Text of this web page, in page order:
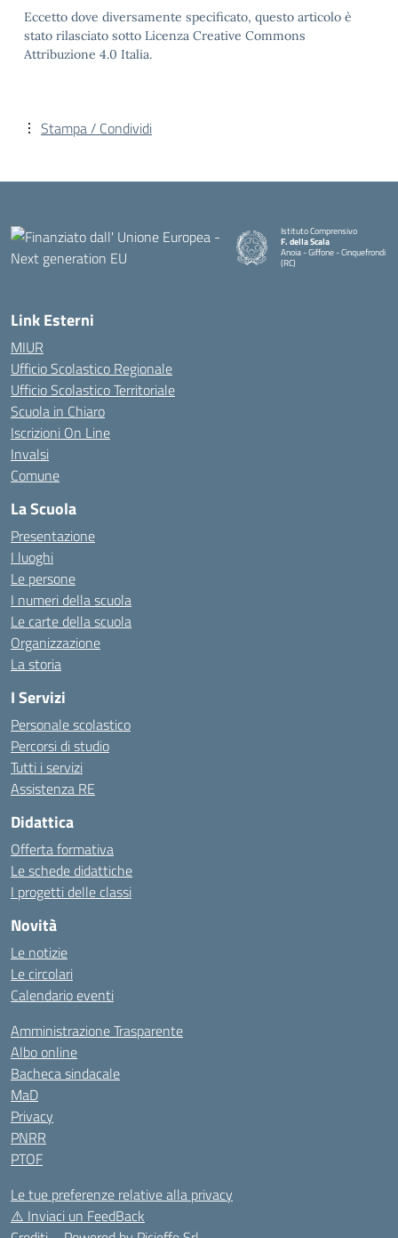
Eccetto dove diversamente specificato, questo articolo è
stato rilasciato sotto Licenza Creative Commons
Attribuzione 4.0 Italia.
Stampa / Condividi
Istituto Comprensivo
F. della Scala
Anoia - Giffone - Cinquefrondi
(RC)
Link Esterni
MIUR
Ufficio Scolastico Regionale
Ufficio Scolastico Territoriale
Scuola in Chiaro
Iscrizioni On Line
Invalsi
Comune
La Scuola
Presentazione
I luoghi
Le persone
I numeri della scuola
Le carte della scuola
Organizzazione
La storia
I Servizi
Personale scolastico
Percorsi di studio
Tutti i servizi
Assistenza RE
Didattica
Offerta formativa
Le schede didattiche
I progetti delle classi
Novità
Le notizie
Le circolari
Calendario eventi
Amministrazione Trasparente
Albo online
Bacheca sindacale
MaD
Privacy
PNRR
PTOF
Le tue preferenze relative alla privacy
⚠️ Inviaci un FeedBack